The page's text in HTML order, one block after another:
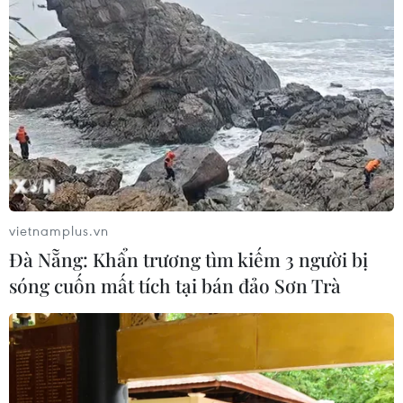
yen mạnh lên và số liệu việc làm Mỹ
06/08/2026 05:14
Lãi suất ngân hàng ngày 6/8: Kỳ hạn
3 tháng đang được mức lãi suất tối đa
06/08/2026 00:06
Mỹ phát tín hiệu ủng hộ ổn định
đồng won của Hàn Quốc
05/08/2026 23:26
Mỹ hoàn trả khoảng 100 tỷ USD thuế
quan sau phán quyết của Tòa án Tối
vietnamplus.vn
Đà Nẵng: Khẩn trương tìm kiếm 3 người bị
sóng cuốn mất tích tại bán đảo Sơn Trà